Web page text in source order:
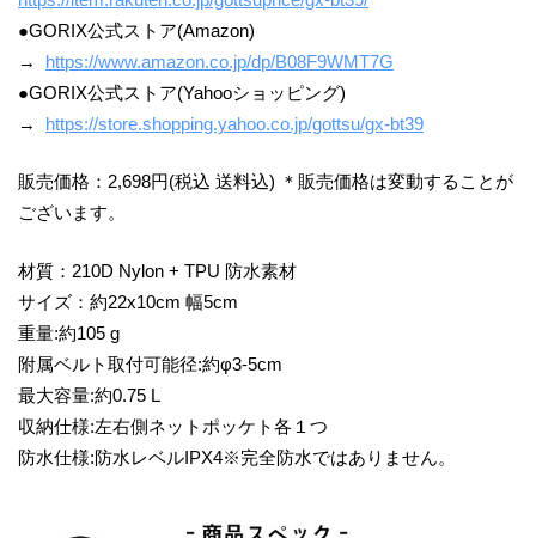
●GORIX公式ストア(Amazon)
→ https://www.amazon.co.jp/dp/B08F9WMT7G
●GORIX公式ストア(Yahooショッピング)
→ https://store.shopping.yahoo.co.jp/gottsu/gx-bt39
販売価格：2,698円(税込 送料込) ＊販売価格は変動することが
ございます。
材質：210D Nylon + TPU 防水素材
サイズ：約22x10cm 幅5cm
重量:約105 g
附属ベルト取付可能径:約φ3-5cm
最大容量:約0.75 L
収納仕様:左右側ネットポッケト各１つ
防水仕様:防水レベルIPX4※完全防水ではありません。